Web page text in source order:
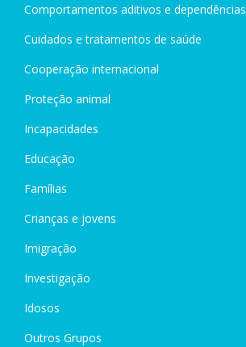
Comportamentos aditivos e dependências
Cuidados e tratamentos de saúde
Cooperação internacional
Proteção animal
Incapacidades
Educação
Famílias
Crianças e jovens
Imigração
Investigação
Idosos
Outros Grupos